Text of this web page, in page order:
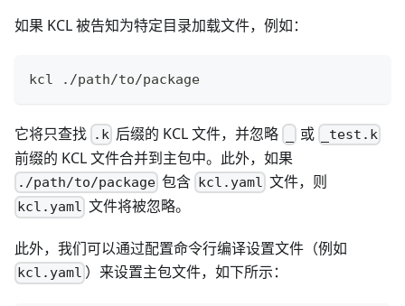
如果 KCL 被告知为特定目录加载文件，例如：
kcl ./path/to/package
它将只查找 .k 后缀的 KCL 文件，并忽略 或 _test.k
前缀的 KCL 文件合并到主包中。此外，如果
./path/to/package 包含 kcl.yaml 文件，则
kcl.yaml 文件将被忽略。
此外，我们可以通过配置命令行编译设置文件（例如
kcl.yaml ）来设置主包文件，如下所示：